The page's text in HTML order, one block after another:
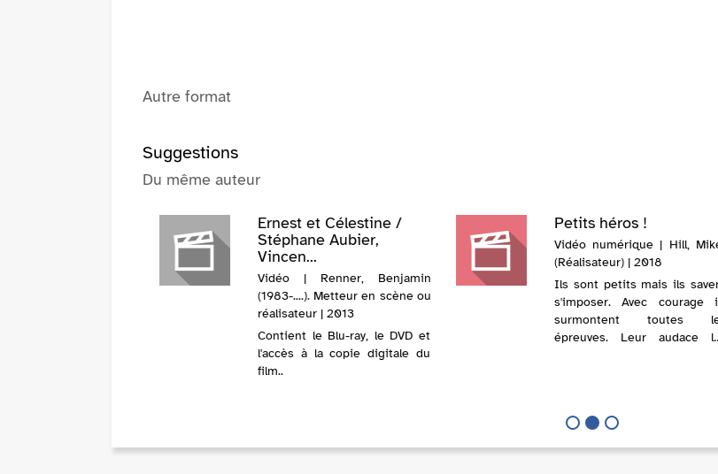
Autre format
Suggestions
Du même auteur
Petits héros !
Vidéo numérique | Hill,
(Réalisateur) | 2018
Ils sont petits mais ils
s'imposer. Avec courage
surmontent toutes
épreuves. Leur audace
les plu...
Ernest et Célestine /
Stéphane Aubier,
Vincen...
Vidéo | Renner, Benjamin
(1983-....). Metteur en scène ou
réalisateur | 2013
Contient le Blu-ray, le DVD et
l'accès à la copie digitale du
film..